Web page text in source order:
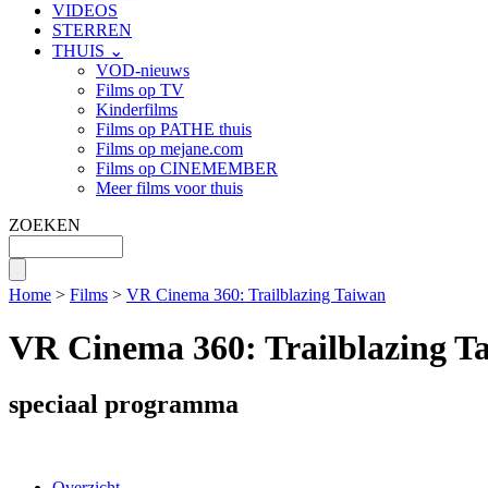
VIDEOS
STERREN
THUIS ⌄
VOD-nieuws
Films op TV
Kinderfilms
Films op PATHE thuis
Films op mejane.com
Films op CINEMEMBER
Meer films voor thuis
ZOEKEN
Home > Films > VR Cinema 360: Trailblazing Taiwan
VR Cinema 360: Trailblazing
speciaal programma